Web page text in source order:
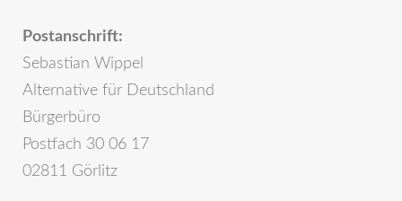
Postanschrift:
Sebastian Wippel
Alternative für Deutschland
Bürgerbüro
Postfach 30 06 17
02811 Görlitz